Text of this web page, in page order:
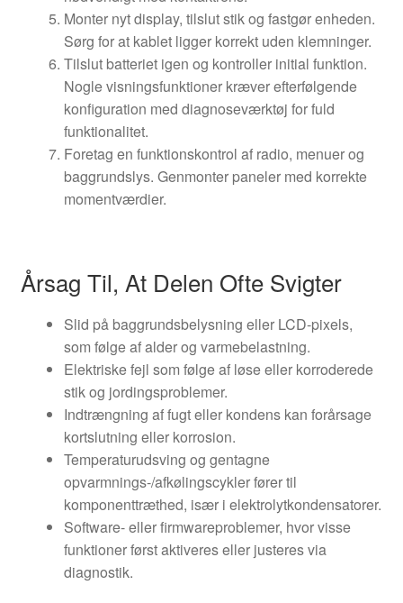
Monter nyt display, tilslut stik og fastgør enheden.
Sørg for at kablet ligger korrekt uden klemninger.
Tilslut batteriet igen og kontroller initial funktion.
Nogle visningsfunktioner kræver efterfølgende
konfiguration med diagnoseværktøj for fuld
funktionalitet.
Foretag en funktionskontrol af radio, menuer og
baggrundslys. Genmonter paneler med korrekte
momentværdier.
Årsag Til, At Delen Ofte Svigter
Slid på baggrundsbelysning eller LCD-pixels,
som følge af alder og varmebelastning.
Elektriske fejl som følge af løse eller korroderede
stik og jordingsproblemer.
Indtrængning af fugt eller kondens kan forårsage
kortslutning eller korrosion.
Temperaturudsving og gentagne
opvarmnings-/afkølingscykler fører til
komponenttræthed, især i elektrolytkondensatorer.
Software- eller firmwareproblemer, hvor visse
funktioner først aktiveres eller justeres via
diagnostik.